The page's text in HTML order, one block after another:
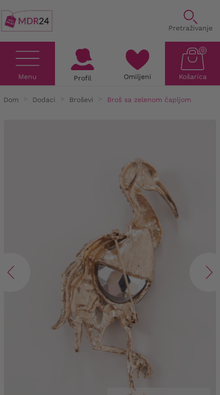
Pretraživanje
Menu Profil Omiljeni Košarica
0
Dom Dodaci Broševi Broš sa zelenom čapljom